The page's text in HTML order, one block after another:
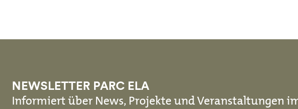
NEWSLETTER PARC ELA
Informiert über News, Projekte und Veranstaltungen